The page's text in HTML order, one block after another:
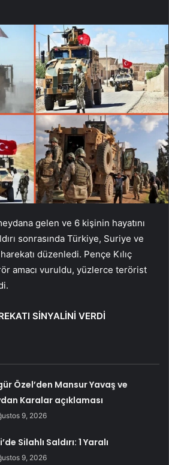
gelen ve 6 kişinin hayatını
sonrasında Türkiye, Suriye ve
düzenledi. Pençe Kılıç
amacı vuruldu, yüzlerce terörist
SİNYALİNİ VERDİ
Özel’den Mansur Yavaş ve
Karalar açıklaması
9, 2026
Silahlı Saldırı: 1 Yaralı
9, 2026